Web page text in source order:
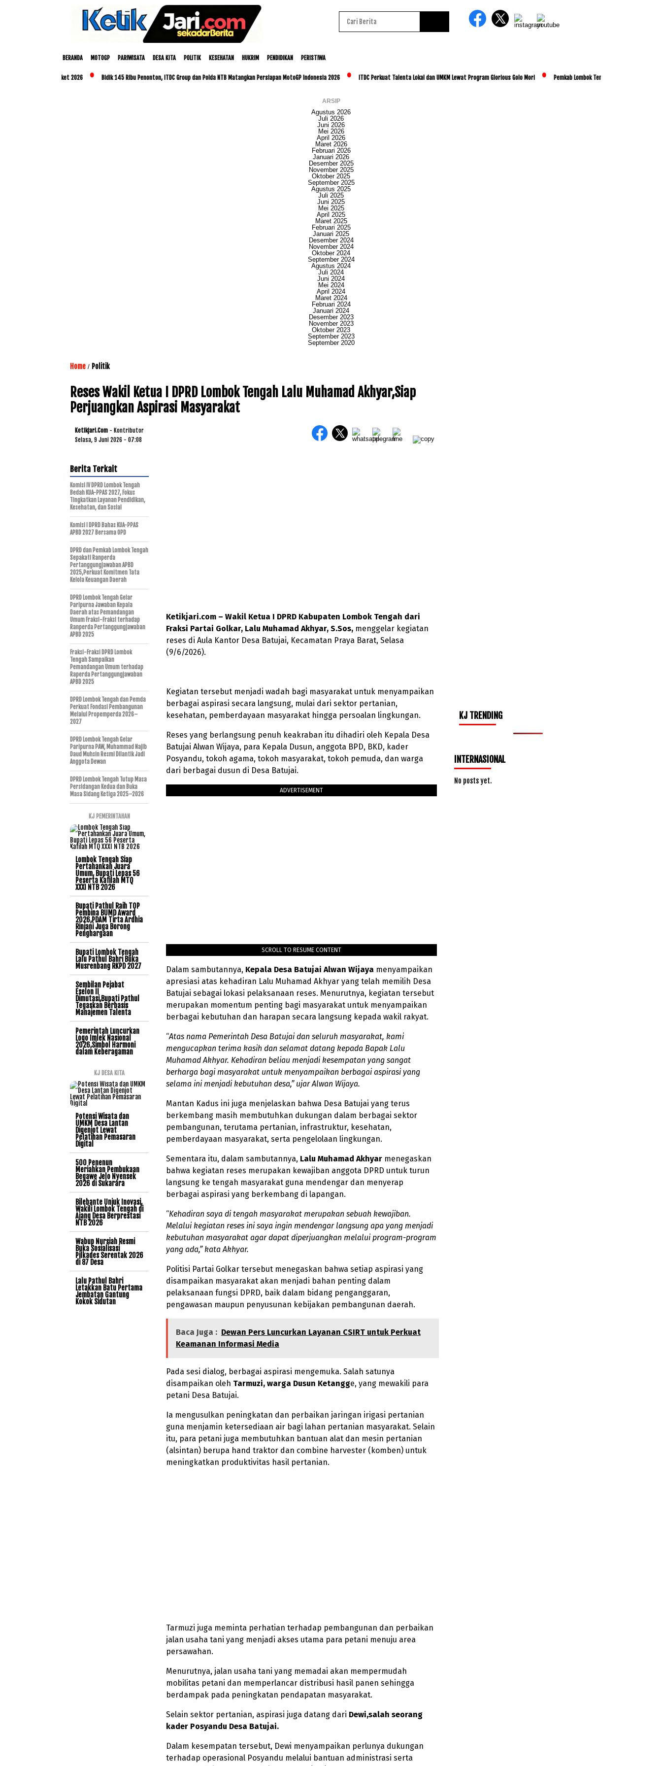
BERANDA MOTOGP PARIWISATA DESA KITA POLITIK KESEHATAN HUKRIM PENDIDIKAN PERISTIWA
Bidik 145 Ribu Penonton, ITDC Group dan Polda NTB Matangkan Persiapan MotoGP Indonesia 2026 ITDC Perkuat Talenta Lokal dan UMKM Lewat Program Glorious Golo Mori Pemkab Lombok Tengah Luncurkan BESTI, Libatkan
ARSIP
Agustus 2026
Juli 2026
Juni 2026
Mei 2026
April 2026
Maret 2026
Februari 2026
Januari 2026
Desember 2025
November 2025
Oktober 2025
September 2025
Agustus 2025
Juli 2025
Juni 2025
Mei 2025
April 2025
Maret 2025
Februari 2025
Januari 2025
Desember 2024
November 2024
Oktober 2024
September 2024
Agustus 2024
Juli 2024
Juni 2024
Mei 2024
April 2024
Maret 2024
Februari 2024
Januari 2024
Desember 2023
November 2023
Oktober 2023
September 2023
September 2020
Home / Politik
Reses Wakil Ketua I DPRD Lombok Tengah Lalu Muhamad Akhyar,Siap
Perjuangkan Aspirasi Masyarakat
Ketikjari.com - Kontributor
Selasa, 9 Juni 2026 - 07:08
Ketikjari.com – Wakil Ketua I DPRD Kabupaten Lombok Tengah dari
Fraksi Partai Golkar, Lalu Muhamad Akhyar, S.Sos, menggelar kegiatan
reses di Aula Kantor Desa Batujai, Kecamatan Praya Barat, Selasa
(9/6/2026).
Kegiatan tersebut menjadi wadah bagi masyarakat untuk menyampaikan
berbagai aspirasi secara langsung, mulai dari sektor pertanian,
kesehatan, pemberdayaan masyarakat hingga persoalan lingkungan.
Reses yang berlangsung penuh keakraban itu dihadiri oleh Kepala Desa
Batujai Alwan Wijaya, para Kepala Dusun, anggota BPD, BKD, kader
Posyandu, tokoh agama, tokoh masyarakat, tokoh pemuda, dan warga
dari berbagai dusun di Desa Batujai.
ADVERTISEMENT
SCROLL TO RESUME CONTENT
Dalam sambutannya, Kepala Desa Batujai Alwan Wijaya menyampaikan
apresiasi atas kehadiran Lalu Muhamad Akhyar yang telah memilih Desa
Batujai sebagai lokasi pelaksanaan reses. Menurutnya, kegiatan tersebut
merupakan momentum penting bagi masyarakat untuk menyampaikan
berbagai kebutuhan dan harapan secara langsung kepada wakil rakyat.
“Atas nama Pemerintah Desa Batujai dan seluruh masyarakat, kami
mengucapkan terima kasih dan selamat datang kepada Bapak Lalu
Muhamad Akhyar. Kehadiran beliau menjadi kesempatan yang sangat
berharga bagi masyarakat untuk menyampaikan berbagai aspirasi yang
selama ini menjadi kebutuhan desa,” ujar Alwan Wijaya.
Mantan Kadus ini juga menjelaskan bahwa Desa Batujai yang terus
berkembang masih membutuhkan dukungan dalam berbagai sektor
pembangunan, terutama pertanian, infrastruktur, kesehatan,
pemberdayaan masyarakat, serta pengelolaan lingkungan.
Sementara itu, dalam sambutannya, Lalu Muhamad Akhyar menegaskan
bahwa kegiatan reses merupakan kewajiban anggota DPRD untuk turun
langsung ke tengah masyarakat guna mendengar dan menyerap
berbagai aspirasi yang berkembang di lapangan.
“Kehadiran saya di tengah masyarakat merupakan sebuah kewajiban.
Melalui kegiatan reses ini saya ingin mendengar langsung apa yang menjadi
kebutuhan masyarakat agar dapat diperjuangkan melalui program-program
yang ada,” kata Akhyar.
Politisi Partai Golkar tersebut menegaskan bahwa setiap aspirasi yang
disampaikan masyarakat akan menjadi bahan penting dalam
pelaksanaan fungsi DPRD, baik dalam bidang penganggaran,
pengawasan maupun penyusunan kebijakan pembangunan daerah.
Baca Juga : Dewan Pers Luncurkan Layanan CSIRT untuk Perkuat
Keamanan Informasi Media
Pada sesi dialog, berbagai aspirasi mengemuka. Salah satunya
disampaikan oleh Tarmuzi, warga Dusun Ketangge, yang mewakili para
petani Desa Batujai.
Ia mengusulkan peningkatan dan perbaikan jaringan irigasi pertanian
guna menjamin ketersediaan air bagi lahan pertanian masyarakat. Selain
itu, para petani juga membutuhkan bantuan alat dan mesin pertanian
(alsintan) berupa hand traktor dan combine harvester (komben) untuk
meningkatkan produktivitas hasil pertanian.
Tarmuzi juga meminta perhatian terhadap pembangunan dan perbaikan
jalan usaha tani yang menjadi akses utama para petani menuju area
persawahan.
Menurutnya, jalan usaha tani yang memadai akan mempermudah
mobilitas petani dan memperlancar distribusi hasil panen sehingga
berdampak pada peningkatan pendapatan masyarakat.
Selain sektor pertanian, aspirasi juga datang dari Dewi,salah seorang
kader Posyandu Desa Batujai.
Dalam kesempatan tersebut, Dewi menyampaikan perlunya dukungan
terhadap operasional Posyandu melalui bantuan administrasi serta
Berita Terkait
Komisi IV DPRD Lombok Tengah
Bedah KUA-PPAS 2027, Fokus
Tingkatkan Layanan Pendidikan,
Kesehatan, dan Sosial
Komisi I DPRD Bahas KUA-PPAS
APBD 2027 Bersama OPD
DPRD dan Pemkab Lombok Tengah
Sepakati Ranperda
Pertanggungjawaban APBD
2025,Perkuat Komitmen Tata
Kelola Keuangan Daerah
DPRD Lombok Tengah Gelar
Paripurna Jawaban Kepala
Daerah atas Pemandangan
Umum Fraksi-Fraksi terhadap
Ranperda Pertanggungjawaban
APBD 2025
Fraksi-Fraksi DPRD Lombok
Tengah Sampaikan
Pemandangan Umum terhadap
Raperda Pertanggungjawaban
APBD 2025
DPRD Lombok Tengah dan Pemda
Perkuat Fondasi Pembangunan
Melalui Propemperda 2026–
2027
DPRD Lombok Tengah Gelar
Paripurna PAW, Muhammad Najib
Daud Muhsin Resmi Dilantik Jadi
Anggota Dewan
DPRD Lombok Tengah Tutup Masa
Persidangan Kedua dan Buka
Masa Sidang Ketiga 2025–2026
KJ PEMERINTAHAN
Lombok Tengah Siap
Pertahankan Juara
Umum, Bupati Lepas 56
Peserta Kafilah MTQ
XXXI NTB 2026
Bupati Pathul Raih TOP
Pembina BUMD Award
2026,PDAM Tirta Ardhia
Rinjani Juga Borong
Penghargaan
Bupati Lombok Tengah
Lalu Pathul Bahri Buka
Musrenbang RKPD 2027
Sembilan Pejabat
Eselon II
Dimutasi,Bupati Pathul
Tegaskan Berbasis
Manajemen Talenta
Pemerintah Luncurkan
Logo Imlek Nasional
2026,Simbol Harmoni
dalam Keberagaman
KJ DESA KITA
Potensi Wisata dan
UMKM Desa Lantan
Digenjot Lewat
Pelatihan Pemasaran
Digital
500 Penenun
Meriahkan Pembukaan
Begawe Jelo Nyensek
2026 di Sukarara
Bilebante Unjuk Inovasi,
Wakili Lombok Tengah di
Ajang Desa Berprestasi
NTB 2026
Wabup Nursiah Resmi
Buka Sosialisasi
Pilkades Serentak 2026
di 87 Desa
Lalu Pathul Bahri
Letakkan Batu Pertama
Jembatan Gantung
Kokok Sidutan
KJ TRENDING
INTERNASIONAL
No posts yet.